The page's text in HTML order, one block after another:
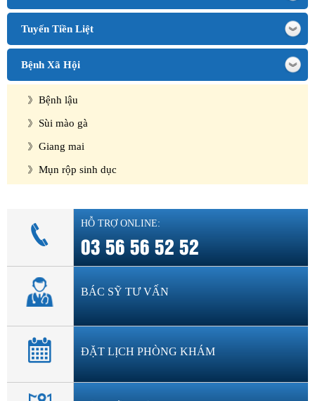
Tuyến Tiền Liệt
Bệnh Xã Hội
Bệnh lậu
Sùi mào gà
Giang mai
Mụn rộp sinh dục
HỖ TRỢ ONLINE:
03 56 56 52 52
BÁC SỸ TƯ VẤN
ĐẶT LỊCH PHÒNG KHÁM